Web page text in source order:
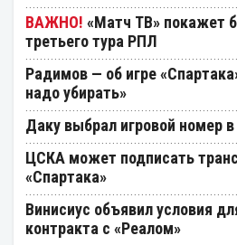
«Матч ТВ» покажет
третьего тура РПЛ
Радимов — об игре
надо убирать»
Даку выбрал игровой номер
ЦСКА может подписать
«Спартака»
Винисиус объявил условия
контракта с «Реалом»